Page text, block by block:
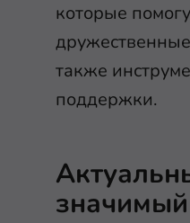
которые
также
поддержки.